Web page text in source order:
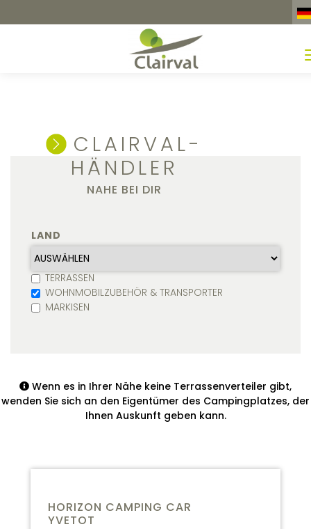
CLAIRVAL-
HÄNDLER
NAHE BEI DIR
LAND
TERRASSEN
WOHNMOBILZUBEHÖR & TRANSPORTER
MARKISEN
Wenn es in Ihrer Nähe keine Terrassenverteiler gibt,
wenden Sie sich an den Eigentümer des Campingplatzes, der
Ihnen Auskunft geben kann.
HORIZON CAMPING CAR
YVETOT